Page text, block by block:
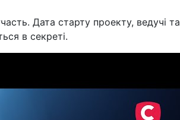
Дата старту проекту, ведучі та
в секреті.